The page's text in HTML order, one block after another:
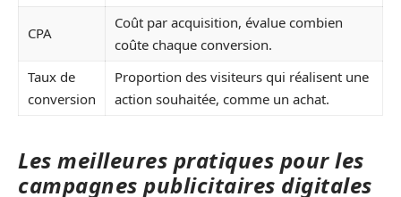
CPA
Coût par acquisition, évalue combien
coûte chaque conversion.
Taux de
conversion
Proportion des visiteurs qui réalisent une
action souhaitée, comme un achat.
Les meilleures pratiques pour les
campagnes publicitaires digitales